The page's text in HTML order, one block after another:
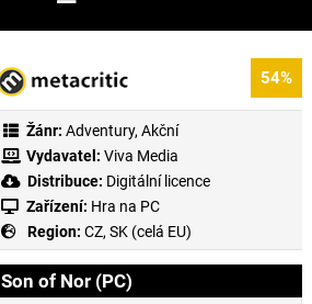
54%
Žánr: Adventury, Akční
Vydavatel: Viva Media
Distribuce: Digitální licence
Zařízení: Hra na PC
Region: CZ, SK (celá EU)
Son of Nor (PC)